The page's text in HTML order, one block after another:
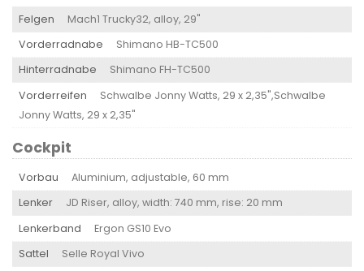
Felgen
Mach1 Trucky32, alloy, 29"
Vorderradnabe
Shimano HB-TC500
Hinterradnabe
Shimano FH-TC500
Vorderreifen
Schwalbe Jonny Watts, 29 x 2,35",Schwalbe
Jonny Watts, 29 x 2,35"
Cockpit
Vorbau
Aluminium, adjustable, 60 mm
Lenker
JD Riser, alloy, width: 740 mm, rise: 20 mm
Lenkerband
Ergon GS10 Evo
Sattel
Selle Royal Vivo